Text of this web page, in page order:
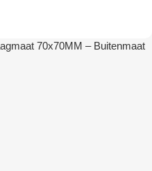
70x70MM – Buitenmaat